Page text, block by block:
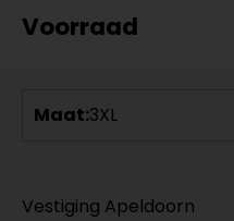
Voorraad
Maat:3XL
Vestiging Apeldoorn